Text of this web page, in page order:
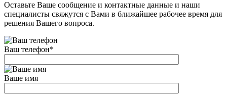
Оставьте Ваше сообщение и контактные данные и наши
специалисты свяжутся с Вами в ближайшее рабочее время для
решения Вашего вопроса.
Ваш телефон*
Ваше имя